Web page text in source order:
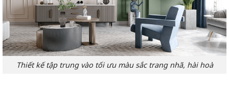
Thiết kế tập trung vào tối ưu màu sắc trang nhã, hài hoà